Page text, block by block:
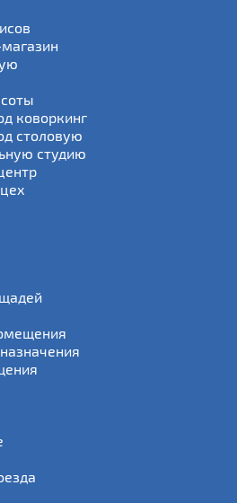
коворкинг
столовую
студию